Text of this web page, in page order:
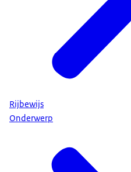
Rijbewijs
Onderwerp